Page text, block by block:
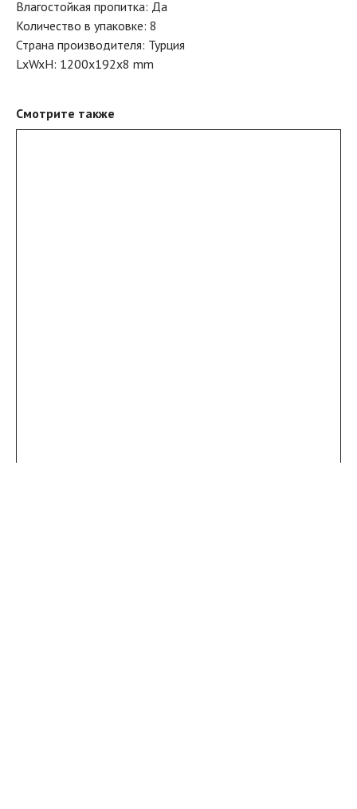
Влагостойкая пропитка: Да
Количество в упаковке: 8
Страна производителя: Турция
LxWxH: 1200x192x8 mm
Смотрите также